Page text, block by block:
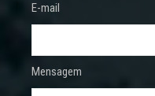
E-mail
Mensagem